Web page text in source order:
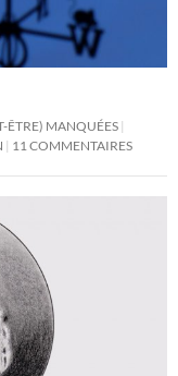
ÊTRE) MANQUÉES
11 COMMENTAIRES